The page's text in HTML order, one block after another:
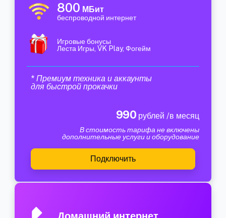
800 МБит
беспроводной интернет
Игровые бонусы
Леста Игры, VK Play, Фогейм
* Премиум техника и аккаунты
для быстрой прокачки
990 рублей /в месяц
В стоимость тарифа не включены
дополнительные услуги и оборудование
Подключить